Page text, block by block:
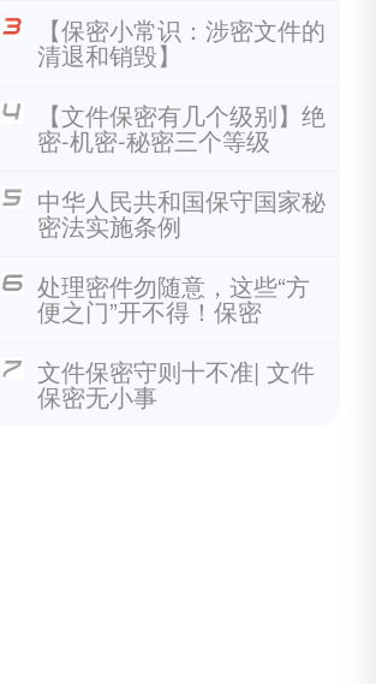
【保密小常识：涉密文件的
清退和销毁】
【文件保密有几个级别】绝
密-机密-秘密三个等级
中华人民共和国保守国家秘
密法实施条例
处理密件勿随意，这些“方
便之门”开不得！保密
文件保密守则十不准| 文件
保密无小事